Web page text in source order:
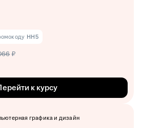
HH5
₽
к курсу
графика и дизайн